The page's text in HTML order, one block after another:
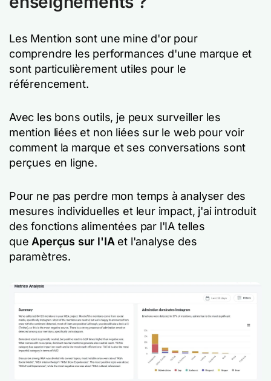
Les Mention sont une mine d'or pour
comprendre les performances d'une marque et
sont particulièrement utiles pour le
référencement.
Avec les bons outils, je peux surveiller les
mention liées et non liées sur le web pour voir
comment la marque et ses conversations sont
perçues en ligne.
Pour ne pas perdre mon temps à analyser des
mesures individuelles et leur impact, j'ai introduit
des fonctions alimentées par l'IA telles
que Aperçus sur l'IAet l'analyse des
paramètres.